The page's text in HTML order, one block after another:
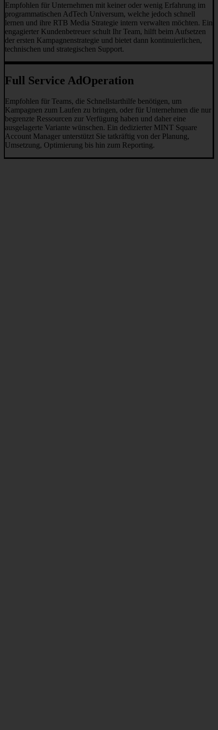
Empfohlen für Unternehmen mit keiner oder wenig Erfahrung im
programmatischen AdTech Universum, welche jedoch schnell
lernen und ihre RTB Media Strategie intern verwalten möchten. Ein
engagierter Kundenbetreuer schult Ihr Team, hilft beim Aufsetzen
der ersten Kampagnenstrategie und bietet dann kontinuierlichen,
technischen und strategischen Support.
Full Service AdOperation
Empfohlen für Teams, die Schnellstarthilfe benötigen, um
Kampagnen zum Laufen zu bringen, oder für Unternehmen die nur
begrenzte Ressourcen zur Verfügung haben und daher eine
ausgelagerte Variante wünschen. Ein dedizierter MINT Square
Account Manager unterstützt Sie tatkräftig von der Planung,
Umsetzung, Optimierung bis hin zum Reporting.